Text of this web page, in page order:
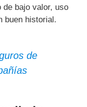
bajo valor, uso
buen historial.
de